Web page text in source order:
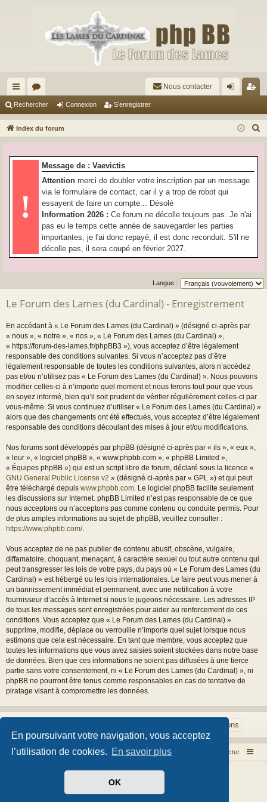
En poursuivant votre navigation, vous acceptez
l’utilisation de cookies. En savoir plus
OK
cc
ès
pi
or
u
s
Nous contacter
ne
on
nr
ist
Rechercher Connexion S’enregistrer
Index du forum
!
Message de : Vaevictis
Attention merci de doubler votre inscription par un message
via le formulaire de contact, car il y a trop de robot qui
essayent de faire un compte... Désolé
Information 2026 : Ce forum ne décolle toujours pas. Je n'ai
pas eu le temps cette année de sauvegarder les parties
importantes, je l'ai donc repayé, il est donc reconduit. S'il ne
décolle pas, il sera coupé en février 2027.
Langue :
Le Forum des Lames (du Cardinal) - Enregistrement
En accédant à « Le Forum des Lames (du Cardinal) » (désigné ci-après par
« nous », « notre », « nos », « Le Forum des Lames (du Cardinal) »,
« https://forum-des-lames.fr/phpBB3 »), vous acceptez d’être légalement
responsable des conditions suivantes. Si vous n’acceptez pas d’être
légalement responsable de toutes les conditions suivantes, alors n’accédez
pas et/ou n’utilisez pas « Le Forum des Lames (du Cardinal) ». Nous pouvons
modifier celles-ci à n’importe quel moment et nous ferons tout pour que vous
en soyez informé, bien qu’il soit prudent de vérifier régulièrement celles-ci par
vous-même. Si vous continuez d’utiliser « Le Forum des Lames (du Cardinal) »
alors que des changements ont été effectués, vous acceptez d’être légalement
responsable des conditions découlant des mises à jour et/ou modifications.
Nos forums sont développés par phpBB (désigné ci-après par « ils », « eux »,
« leur », « logiciel phpBB », « www.phpbb.com », « phpBB Limited »,
« Équipes phpBB ») qui est un script libre de forum, déclaré sous la licence «
GNU General Public License v2 » (désigné ci-après par « GPL ») et qui peut
être téléchargé depuis www.phpbb.com. Le logiciel phpBB facilite seulement
les discussions sur Internet. phpBB Limited n’est pas responsable de ce que
nous acceptons ou n’acceptons pas comme contenu ou conduite permis. Pour
de plus amples informations au sujet de phpBB, veuillez consulter :
https://www.phpbb.com/.
Vous acceptez de ne pas publier de contenu abusif, obscène, vulgaire,
diffamatoire, choquant, menaçant, à caractère sexuel ou tout autre contenu qui
peut transgresser les lois de votre pays, du pays où « Le Forum des Lames (du
Cardinal) » est hébergé ou les lois internationales. Le faire peut vous mener à
un bannissement immédiat et permanent, avec une notification à votre
fournisseur d’accès à Internet si nous le jugeons nécessaire. Les adresses IP
de tous les messages sont enregistrées pour aider au renforcement de ces
conditions. Vous acceptez que « Le Forum des Lames (du Cardinal) »
supprime, modifie, déplace ou verrouille n’importe quel sujet lorsque nous
estimons que cela est nécessaire. En tant que membre, vous acceptez que
toutes les informations que vous avez saisies soient stockées dans notre base
de données. Bien que ces informations ne soient pas diffusées à une tierce
partie sans votre consentement, ni « Le Forum des Lames (du Cardinal) », ni
phpBB ne pourront être tenus comme responsables en cas de tentative de
piratage visant à compromettre les données.
Index du forum Nous contacter
Développé parphpBB® Forum Software © phpBB Limited
Arty- phpBB 3.3 par MrGaby
phpBB-fr.com